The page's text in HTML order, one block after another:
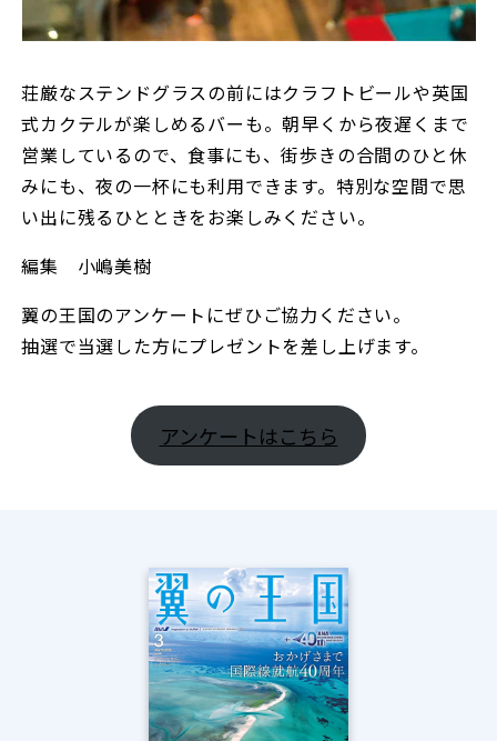
荘厳なステンドグラスの前にはクラフトビールや英国
式カクテルが楽しめるバーも。朝早くから夜遅くまで
営業しているので、食事にも、街歩きの合間のひと休
みにも、夜の一杯にも利用できます。特別な空間で思
い出に残るひとときをお楽しみください。
編集 小嶋美樹
翼の王国のアンケートにぜひご協力ください。
抽選で当選した方にプレゼントを差し上げます。
アンケートはこちら